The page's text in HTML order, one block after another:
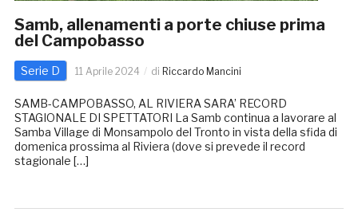
Samb, allenamenti a porte chiuse prima
del Campobasso
Serie D 11 Aprile 2024 di Riccardo Mancini
SAMB-CAMPOBASSO, AL RIVIERA SARA’ RECORD
STAGIONALE DI SPETTATORI La Samb continua a lavorare al
Samba Village di Monsampolo del Tronto in vista della sfida di
domenica prossima al Riviera (dove si prevede il record
stagionale […]